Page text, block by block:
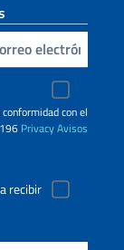
con el
PrivacyAvisos
recibir